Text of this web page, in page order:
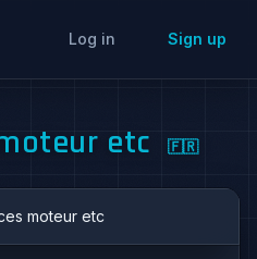
Log in Sign up
etc 🇫🇷
moteur etc